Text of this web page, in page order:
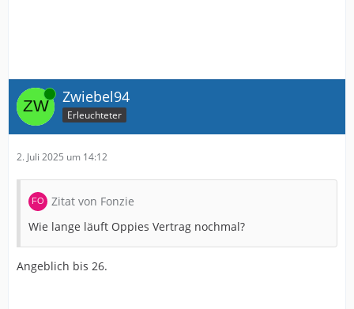
Online Zwiebel94
Erleuchteter
2. Juli 2025 um 14:12
Zitat von Fonzie
Wie lange läuft Oppies Vertrag nochmal?
Angeblich bis 26.